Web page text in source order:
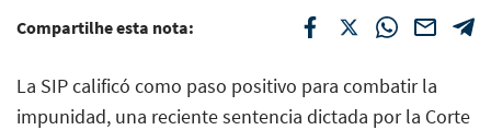
Compartilhe esta nota:
La SIP calificó como paso positivo para combatir la
impunidad, una reciente sentencia dictada por la Corte